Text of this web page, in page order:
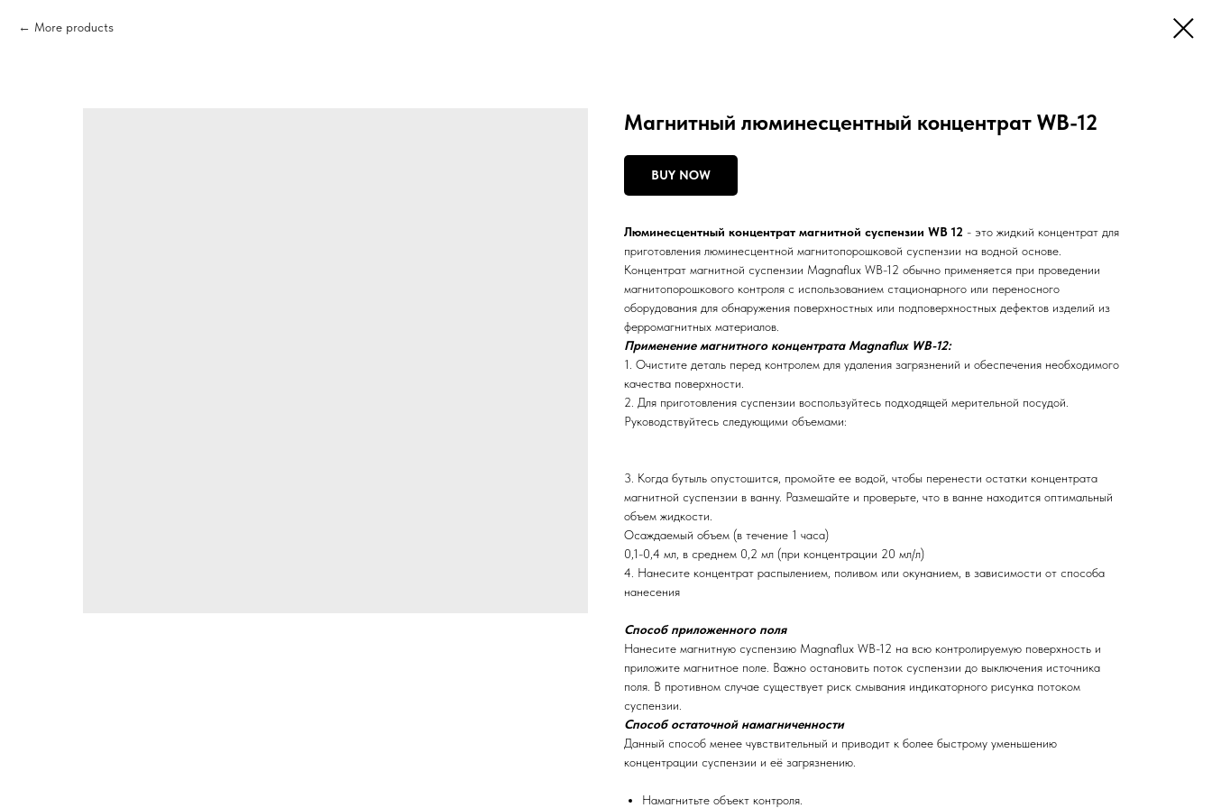
More products
Магнитный люминесцентный концентрат WB-12
BUY NOW
Люминесцентный концентрат магнитной суспензии WB 12 - это жидкий концентрат для
приготовления люминесцентной магнитопорошковой суспензии на водной основе.
Концентрат магнитной суспензии Magnaflux WB-12 обычно применяется при проведении
магнитопорошкового контроля с использованием стационарного или переносного
оборудования для обнаружения поверхностных или подповерхностных дефектов изделий из
ферромагнитных материалов.
Применение магнитного концентрата Magnaflux WB-12:
1. Очистите деталь перед контролем для удаления загрязнений и обеспечения необходимого
качества поверхности.
2. Для приготовления суспензии воспользуйтесь подходящей мерительной посудой.
Руководствуйтесь следующими объемами:
3. Когда бутыль опустошится, промойте ее водой, чтобы перенести остатки концентрата
магнитной суспензии в ванну. Размешайте и проверьте, что в ванне находится оптимальный
объем жидкости.
Осаждаемый объем (в течение 1 часа)
0,1-0,4 мл, в среднем 0,2 мл (при концентрации 20 мл/л)
4. Нанесите концентрат распылением, поливом или окунанием, в зависимости от способа
нанесения
Способ приложенного поля
Нанесите магнитную суспензию Magnaflux WB-12 на всю контролируемую поверхность и
приложите магнитное поле. Важно остановить поток суспензии до выключения источника
поля. В противном случае существует риск смывания индикаторного рисунка потоком
суспензии.
Способ остаточной намагниченности
Данный способ менее чувствительный и приводит к более быстрому уменьшению
концентрации суспензии и её загрязнению.
Намагнитьте объект контроля.